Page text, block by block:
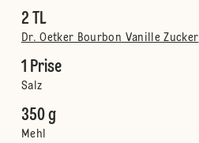
2 TL
Dr. Oetker Bourbon Vanille Zucker
1 Prise
Salz
350 g
Mehl